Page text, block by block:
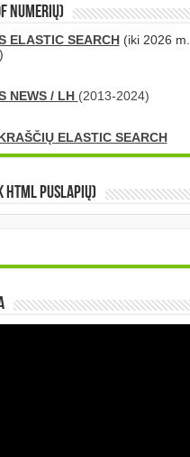
numerių)
ELASTIC SEARCH(iki 2026 m.
NEWS / LH (2013-2024)
ELASTIC SEARCH
HTML puslapių)